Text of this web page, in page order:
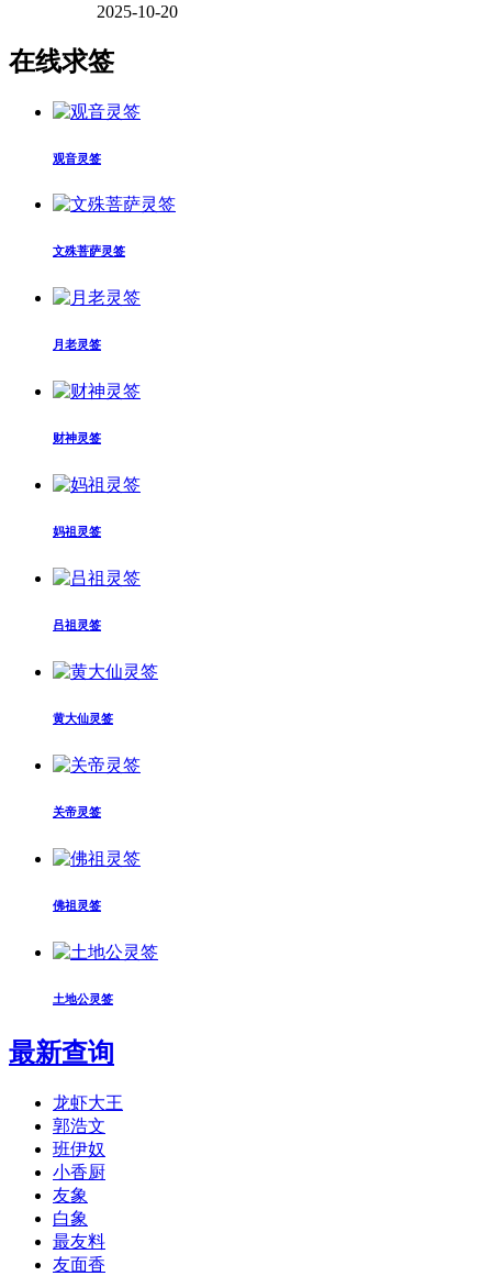
2025-10-20
在线求签
观音灵签
文殊菩萨灵签
月老灵签
财神灵签
妈祖灵签
吕祖灵签
黄大仙灵签
关帝灵签
佛祖灵签
土地公灵签
最新查询
龙虾大王
郭浩文
班伊奴
小香厨
友象
白象
最友料
友面香